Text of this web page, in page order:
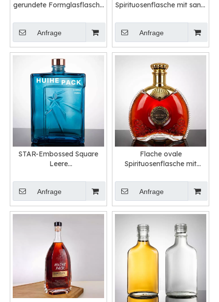
gerundete Formglasflasche
Anfrage
Spirituosenflasche mit sanft
Anfrage
STAR-Embossed Square
Leere
Verkauf
Anfrage
Flache ovale
Spirituosenflasche mit
herum
Anfrage